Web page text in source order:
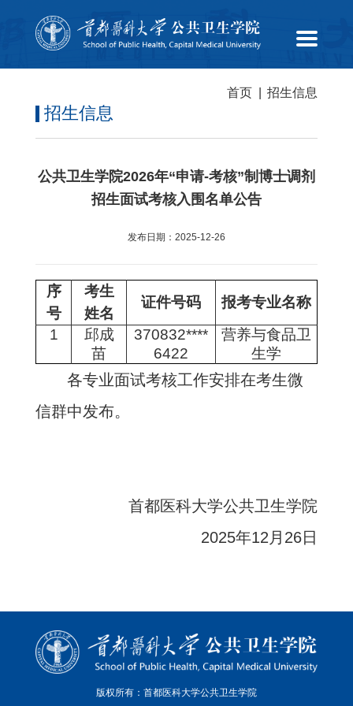
首页 招生信息
招生信息
公共卫生学院2026年“申请-考核”制博士调剂
招生面试考核入围名单公告
发布日期：2025-12-26
序
号
考生
姓名
证件号码
报考专业名称
1
邱成
苗
370832****
6422
营养与食品卫
生学
各专业面试考核工作安排在考生微
信群中发布。
首都医科大学公共卫生学院
2025年12月26日
版权所有：首都医科大学公共卫生学院